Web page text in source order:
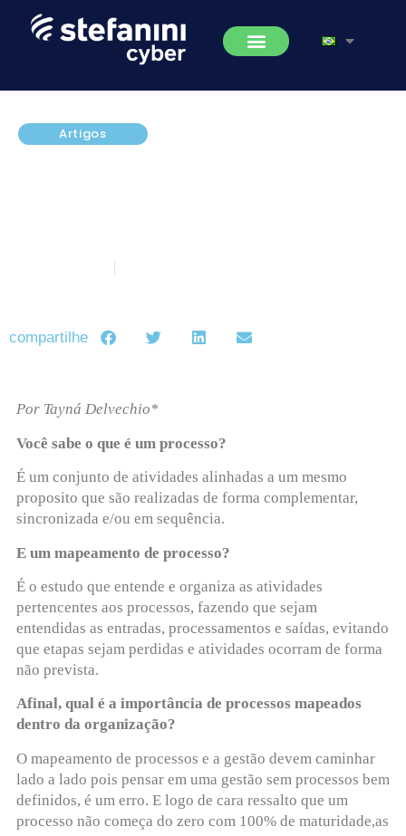
Artigos
compartilhe
Por Tayná Delvechio*
Você sabe o que é um processo?
É um conjunto de atividades alinhadas a um mesmo
proposito que são realizadas de forma complementar,
sincronizada e/ou em sequência.
E um mapeamento de processo?
É o estudo que entende e organiza as atividades
pertencentes aos processos, fazendo que sejam
entendidas as entradas, processamentos e saídas, evitando
que etapas sejam perdidas e atividades ocorram de forma
não prevista.
Afinal, qual é a importância de processos mapeados
dentro da organização?
O mapeamento de processos e a gestão devem caminhar
lado a lado pois pensar em uma gestão sem processos bem
definidos, é um erro. E logo de cara ressalto que um
processo não começa do zero com 100% de maturidade,as